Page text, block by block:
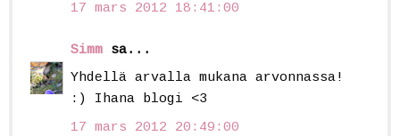
17 mars 2012 18:41:00
Simm sa...
Yhdellä arvalla mukana arvonnassa!
:) Ihana blogi <3
17 mars 2012 20:49:00